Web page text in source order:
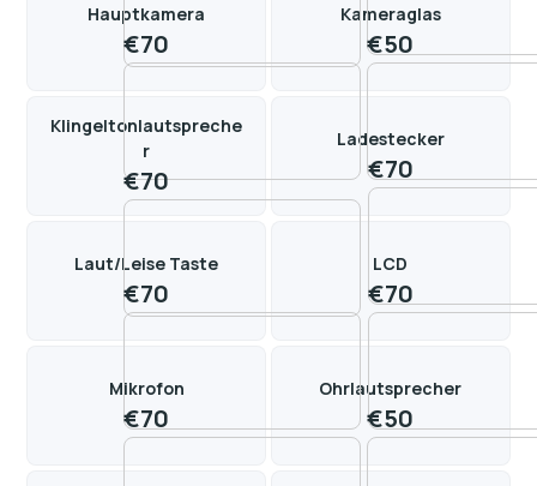
Hauptkamera
€70
Kameraglas
€50
Klingeltonlautspreche
r
€70
Ladestecker
€70
Laut/Leise Taste
€70
LCD
€70
Mikrofon
€70
Ohrlautsprecher
€50